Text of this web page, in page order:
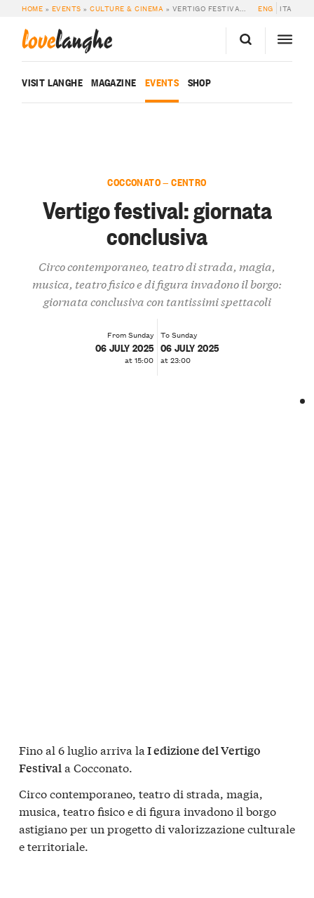
HOME » EVENTS »CULTURE & CINEMA » VERTIGO FESTIVAL: GIORNATA CONCLUSIVA ENG ITA
lovelanghe
VISIT LANGHE MAGAZINE EVENTS SHOP
COCCONATO — CENTRO
Vertigo festival: giornata
conclusiva
Circo contemporaneo, teatro di strada, magia,
musica, teatro fisico e di figura invadono il borgo:
giornata conclusiva con tantissimi spettacoli
From Sunday
06 JULY 2025
at 15:00
To Sunday
06 JULY 2025
at 23:00
Fino al 6 luglio arriva la I edizione del Vertigo
Festivala Cocconato.
Circo contemporaneo, teatro di strada, magia,
musica, teatro fisico e di figura invadono il borgo
astigiano per un progetto di valorizzazione culturale
e territoriale.